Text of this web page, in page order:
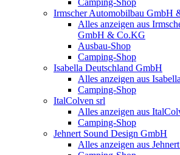
Camping-Shop
Irmscher Automobilbau GmbH
Alles anzeigen aus
GmbH & Co.KG
Ausbau-Shop
Camping-Shop
Isabella Deutschland GmbH
Alles anzeigen aus
Camping-Shop
ItalColven srl
Alles anzeigen aus
Camping-Shop
Jehnert Sound Design GmbH
Alles anzeigen aus